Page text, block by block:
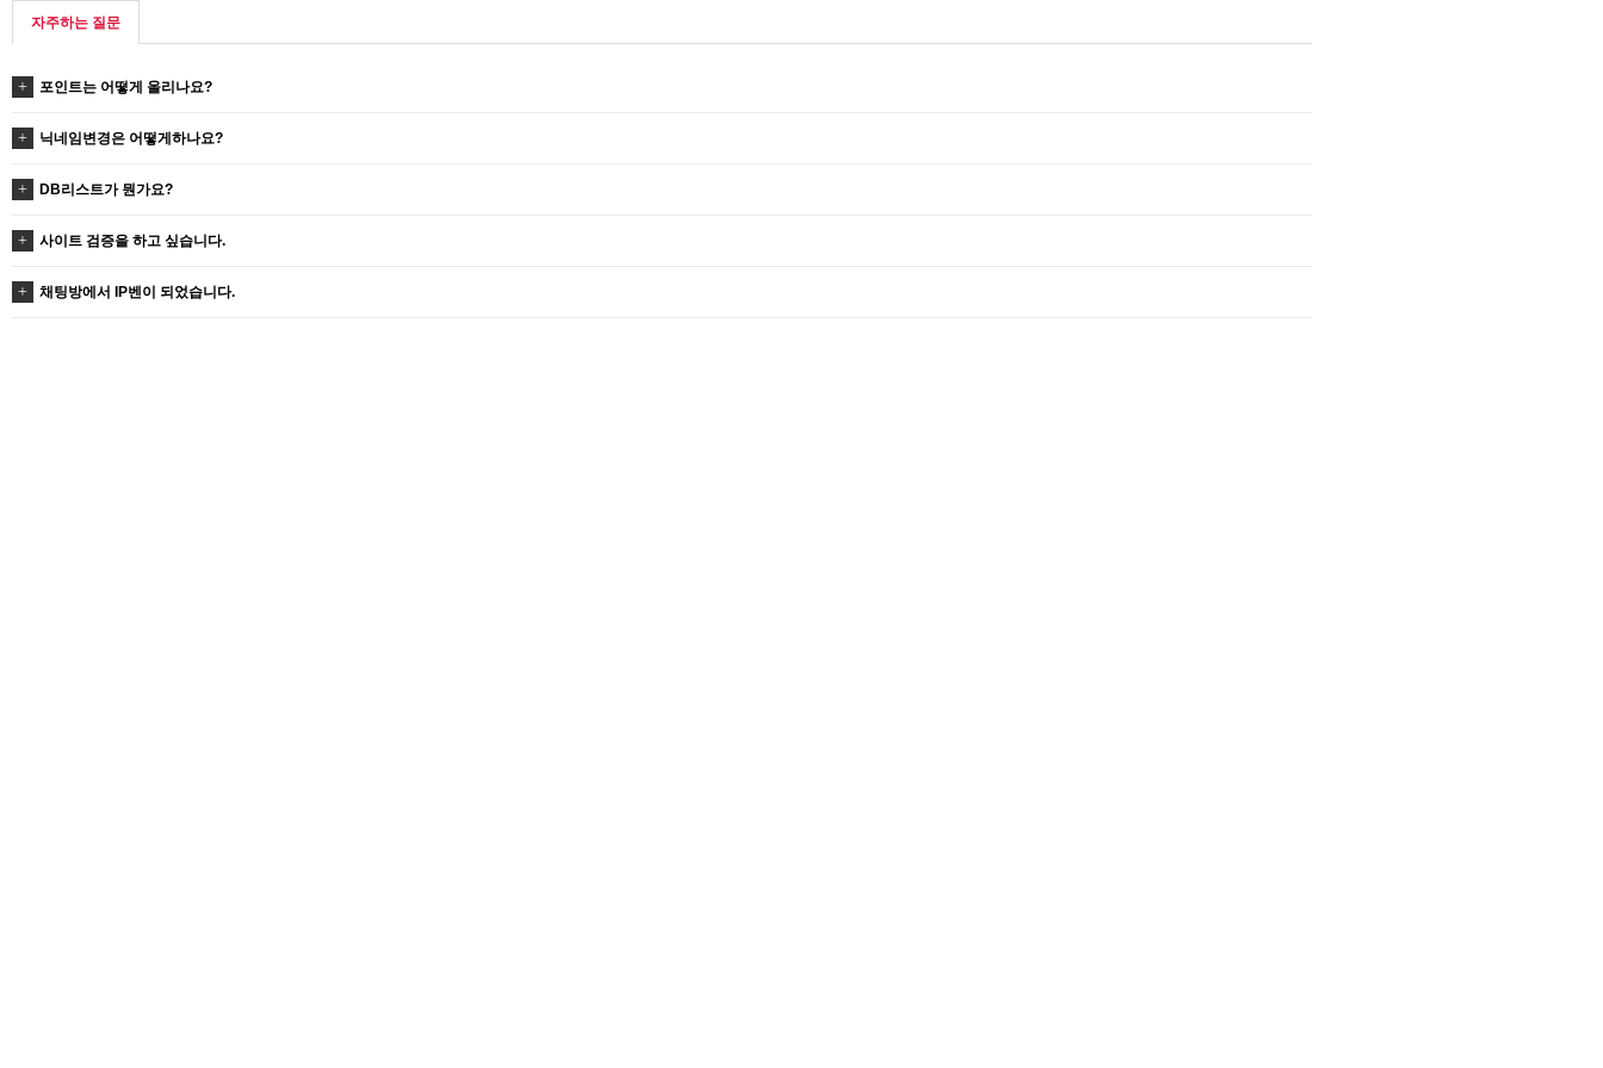
자주하는 질문
포인트는 어떻게 올리나요?
닉네임변경은 어떻게하나요?
DB리스트가 뭔가요?
사이트 검증을 하고 싶습니다.
채팅방에서 IP벤이 되었습니다.